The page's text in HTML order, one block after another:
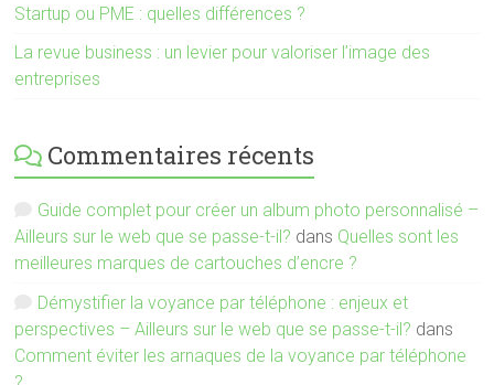
Startup ou PME : quelles différences ?
La revue business : un levier pour valoriser l’image des
entreprises
Commentaires récents
Guide complet pour créer un album photo personnalisé –
Ailleurs sur le web que se passe-t-il? dans Quelles sont les
meilleures marques de cartouches d’encre ?
Démystifier la voyance par téléphone : enjeux et
perspectives – Ailleurs sur le web que se passe-t-il? dans
Comment éviter les arnaques de la voyance par téléphone